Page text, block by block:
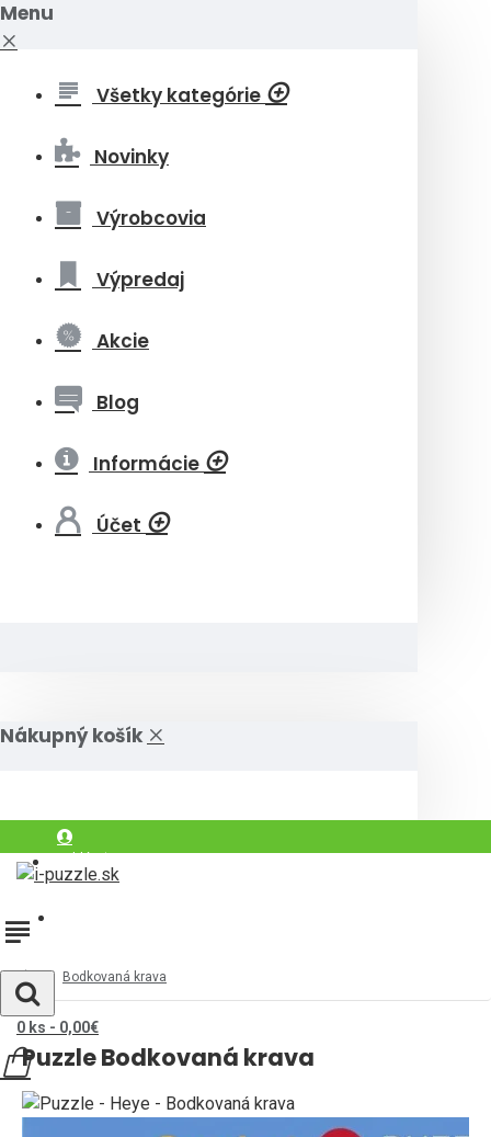
Menu
Všetky kategórie
Novinky
Výrobcovia
Výpredaj
Akcie
Blog
Informácie
Účet
Nákupný košík
0 ks - 0,00€
Bodkovaná krava
Puzzle Bodkovaná krava